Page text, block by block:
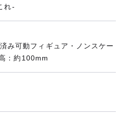
れ‐
み可動フィギュア・ノンスケー
：約100mm